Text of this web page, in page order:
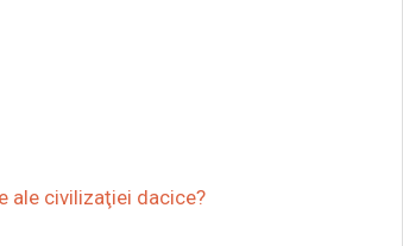
ale civilizaţiei dacice?